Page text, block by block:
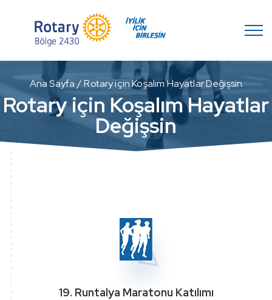
Ana Sayfa Rotary için Koşalım Hayatlar Değişsin
Rotary için Koşalım Hayatlar
Değişsin
19. Runtalya Maratonu Katılımı